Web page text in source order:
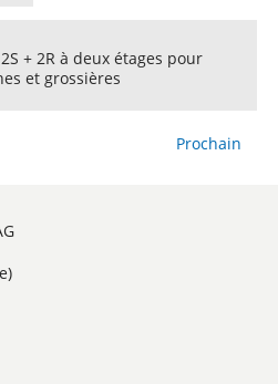
+ 2R à deux étages pour
et grossières
Prochain